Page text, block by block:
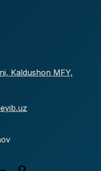
Kaldushon MFY,